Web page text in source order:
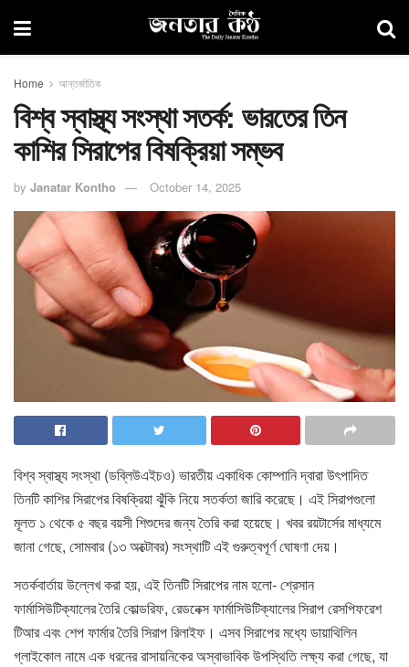
Home আন্তর্জাতিক
বিশ্ব স্বাস্থ্য সংস্থা সতর্ক: ভারতের তিন
কাশির সিরাপের বিষক্রিয়া সম্ভব
by Janatar Kontho October 14, 2025
বিশ্ব স্বাস্থ্য সংস্থা (ডব্লিউএইচও) ভারতীয় একাধিক কোম্পানি দ্বারা উৎপাদিত
তিনটি কাশির সিরাপের বিষক্রিয়া ঝুঁকি নিয়ে সতর্কতা জারি করেছে। এই সিরাপগুলো
মূলত ১ থেকে ৫ বছর বয়সী শিশুদের জন্য তৈরি করা হয়েছে। খবর রয়টার্সের মাধ্যমে
জানা গেছে, সোমবার (১৩ অক্টোবর) সংস্থাটি এই গুরুত্বপূর্ণ ঘোষণা দেয়।
সতর্কবার্তায় উল্লেখ করা হয়, এই তিনটি সিরাপের নাম হলো- শ্রেসান
ফার্মাসিউটিক্যালের তৈরি কোল্ডরিফ, রেডনেক্স ফার্মাসিউটিক্যালের সিরাপ রেসপিফরেশ
টিআর এবং শেপ ফার্মার তৈরি সিরাপ রিলাইফ। এসব সিরাপের মধ্যে ডায়াথিলিন
গ্লাইকোল নামে এক ধরনের রাসায়নিকের অস্বাভাবিক উপস্থিতি লক্ষ্য করা গেছে, যা